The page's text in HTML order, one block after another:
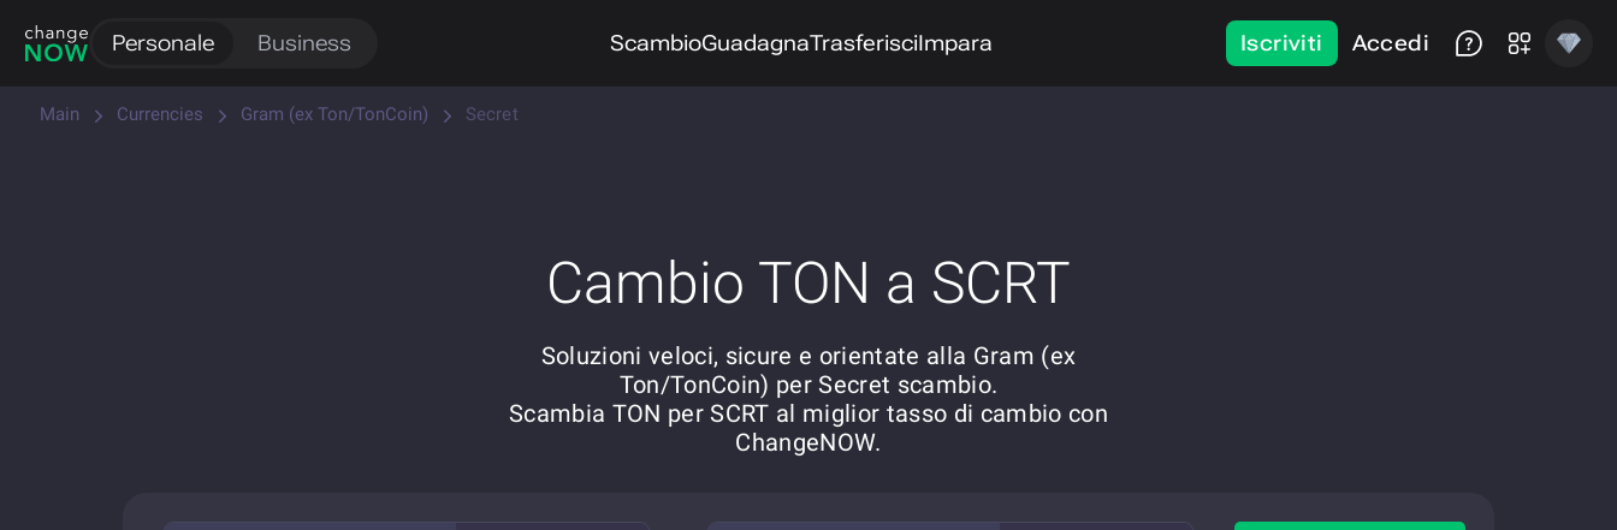
Personale Business ScambioGuadagnaTrasferisciImpara Iscriviti Accedi
Main Currencies Gram (ex Ton/TonCoin) Secret
Cambio TON a SCRT
Soluzioni veloci, sicure e orientate alla Gram (ex
Ton/TonCoin) per Secret scambio.
Scambia TON per SCRT al miglior tasso di cambio con
ChangeNOW.